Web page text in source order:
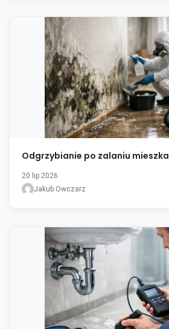
Odgrzybianie po zalaniu
20 lip 2026
Jakub Owczarz